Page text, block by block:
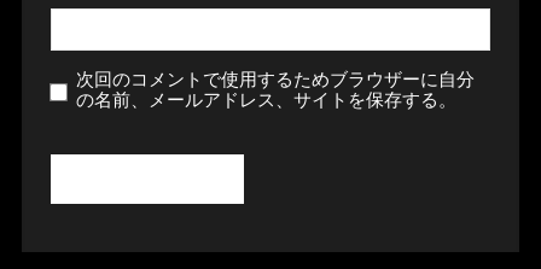
次回のコメントで使用するためブラウザーに自分
の名前、メールアドレス、サイトを保存する。